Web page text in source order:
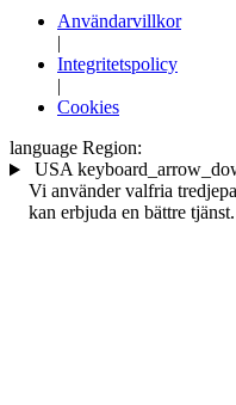
Användarvillkor
|
Integritetspolicy
|
Cookies
language Region:
USA
Vi använder valfria
kan erbjuda en bättre tjänst.